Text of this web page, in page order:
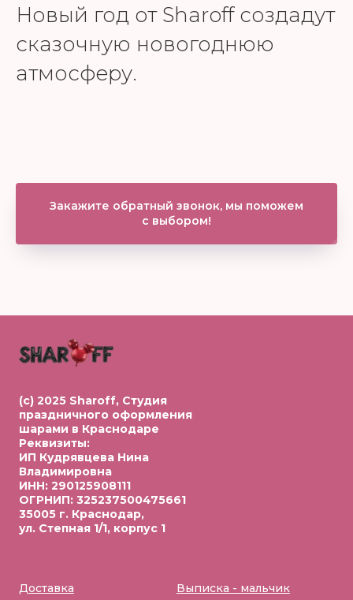
Новый год от Sharoff создадут
сказочную новогоднюю
атмосферу.
Закажите обратный звонок, мы поможем
с выбором!
(c) 2025 Sharoff, Студия
праздничного оформления
шарами в Краснодаре
Реквизиты:
ИП Кудрявцева Нина
Владимировна
ИНН: 290125908111
ОГРНИП: 325237500475661
35005 г. Краснодар,
ул. Степная 1/1, корпус 1
Доставка
Выписка - мальчик